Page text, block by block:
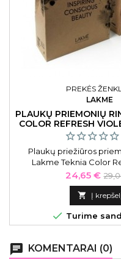
PREKĖS
LAKME
PLAUKŲ PRIEMONIŲ
COLOR REFRESH
Plaukų priežiūros
Lakme Teknia Color
Lavender LAK44276,
dažytiems
Kaina
24,65 €
 Į
 Turime
chat KOMENTARAI (0)